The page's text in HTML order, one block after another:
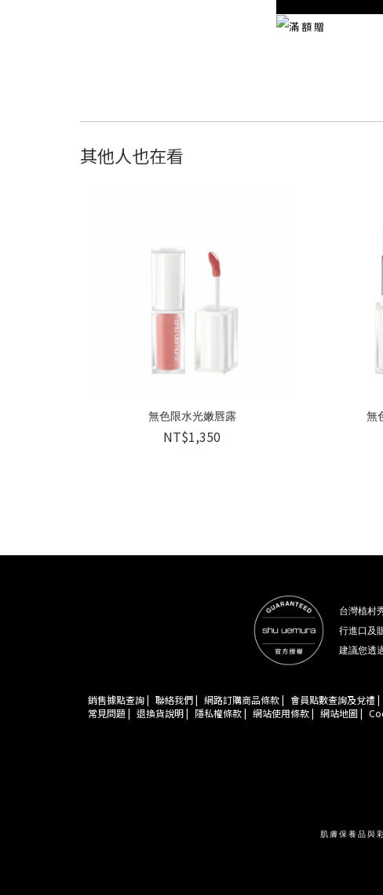
其他人也在看
無色限水光嫩唇露
NT$1,350
無
台灣植村
行進口及
建議您透
銷售據點查詢 | 聯絡我們 | 網路訂購商品條款 | 會員點數查詢及兌禮 |
常見問題 |
退換貨說明 | 隱私權條款 | 網站使用條款 | 網站地圖 |
肌膚保養品與